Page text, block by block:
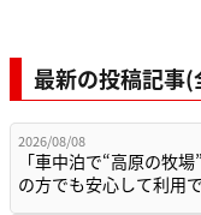
最新の投稿記事(
2026/08/08
「車中泊で“高原の牧
の方でも安心して利用